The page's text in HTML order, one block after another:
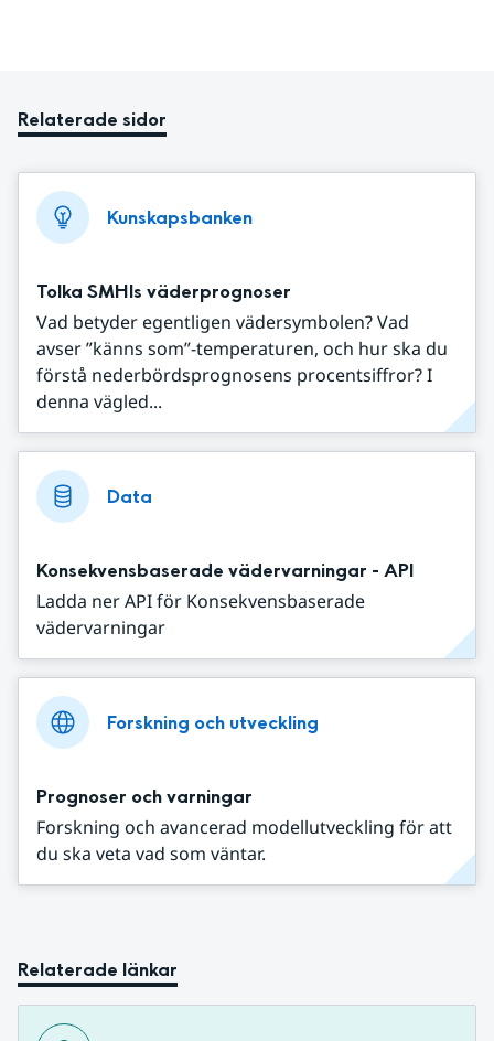
Relaterade sidor
Kunskapsbanken
Tolka SMHIs väderprognoser
Vad betyder egentligen vädersymbolen? Vad
avser ”känns som”-temperaturen, och hur ska du
förstå nederbördsprognosens procentsiffror? I
denna vägled...
Data
Konsekvensbaserade vädervarningar - API
Ladda ner API för Konsekvensbaserade
vädervarningar
Forskning och utveckling
Prognoser och varningar
Forskning och avancerad modellutveckling för att
du ska veta vad som väntar.
Relaterade länkar